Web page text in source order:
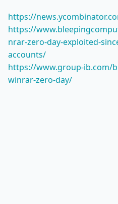
https://
https://
nrar-zero-day-exploited-
accounts/
https://www.group-ib.com/
winrar-zero-day/